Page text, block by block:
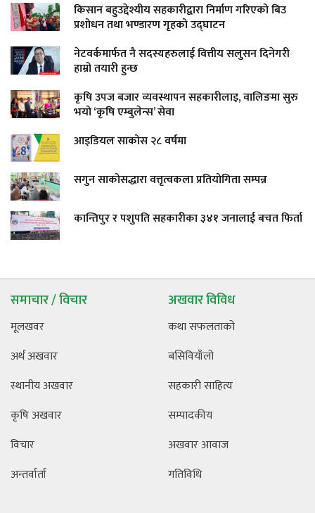
किसान बहुउद्देश्यीय सहकारीद्वारा निर्माण गरिएको बिउ
प्रशोधन तथा भण्डारण गृहको उद्घाटन
नेटवर्कमार्फत नै सदस्यहरुलाई वित्तीय सलुसन दिनेगरी
हाम्रो तयारी हुन्छ
कृषि उपज बजार व्यवस्थापन सहकारीलाइ, वालिङमा सुरु
भयो ‘कृषि एम्बुलेन्स’ सेवा
आइडियल साकोस २८ वर्षमा
सगुन साकोसद्धारा वत्तृत्वकला प्रतियोगिता सम्पन्न
कान्तिपुर र पशुपति सहकारीका ३४१ जनालाई बचत फिर्ता
समाचार / विचार
मूलखवर
अर्थ अखवार
स्थानीय अखवार
कृषि अखवार
विचार
अन्तर्वार्ता
अखवार विविध
कथा सफलताको
बसिवियाँलो
सहकारी साहित्य
सम्पादकीय
अखवार आवाज
गतिविधि